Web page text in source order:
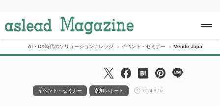
c
AI・DX時代のソリューションナレッジ イベント・セミナー Mendix Japan Day
イベント・セミナー 参加レポート 2024.8.16